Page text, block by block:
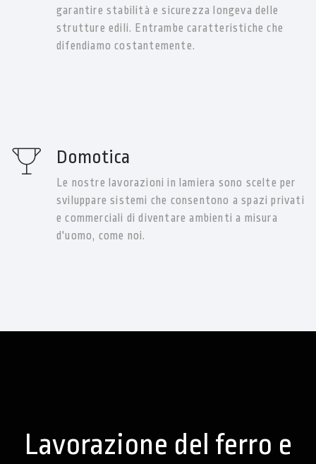
garantire stabilità e sicurezza longeva delle
strutture edili. Entrambe caratteristiche che
difendiamo costantemente.
Domotica
Le nostre lavorazioni in lamiera sono scelte per
sviluppare sistemi che consentono a spazi privati
e commerciali di diventare ambienti a misura
d'uomo, come noi.
Lavorazione del ferro e